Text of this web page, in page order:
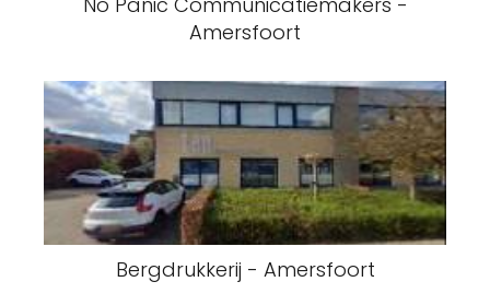
Amersfoort
Bergdrukkerij - Amersfoort